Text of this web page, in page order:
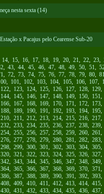
nesta sexta (14)
x Pacajus pelo Cearense Sub-20
14, 15, 16, 17, 18, 19, 20, 21, 22, 23,
, 43, 44, 45, 46, 47, 48, 49, 50, 51,
, 72, 73, 74, 75, 76, 77, 78, 79, 80,
, 101, 102, 103, 104, 105, 106, 107,
122, 123, 124, 125, 126, 127, 128, 129
144, 145, 146, 147, 148, 149, 150, 151
166, 167, 168, 169, 170, 171, 172, 173
188, 189, 190, 191, 192, 193, 194, 195
210, 211, 212, 213, 214, 215, 216, 217
232, 233, 234, 235, 236, 237, 238, 239
254, 255, 256, 257, 258, 259, 260, 261
276, 277, 278, 279, 280, 281, 282, 283
298, 299, 300, 301, 302, 303, 304, 305
320, 321, 322, 323, 324, 325, 326, 327
342, 343, 344, 345, 346, 347, 348, 349
364, 365, 366, 367, 368, 369, 370, 371
386, 387, 388, 389, 390, 391, 392, 393
408, 409, 410, 411, 412, 413, 414, 415
430, 431, 432, 433, 434, 435, 436, 437